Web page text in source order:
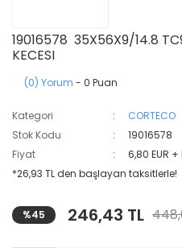
19016578 35X56X9/14.8
KECESI
(0) Yorum - 0 Puan
Kategori
CORTECO
Stok Kodu
19016578
Fiyat
6,80 EUR +
*26,93 TL den başlayan taksitlerle!
%45 246,43 TL